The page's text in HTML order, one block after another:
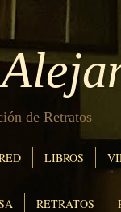
de Retratos
LIBROS
RETRATOS